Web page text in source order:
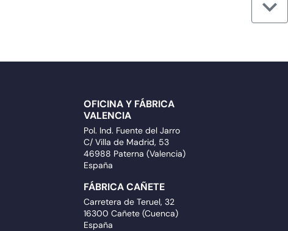
OFICINA Y FÁBRICA
VALENCIA
Pol. Ind. Fuente del Jarro
C/ Villa de Madrid, 53
46988 Paterna (Valencia)
España
FÁBRICA CAÑETE
Carretera de Teruel, 32
16300 Cañete (Cuenca)
España